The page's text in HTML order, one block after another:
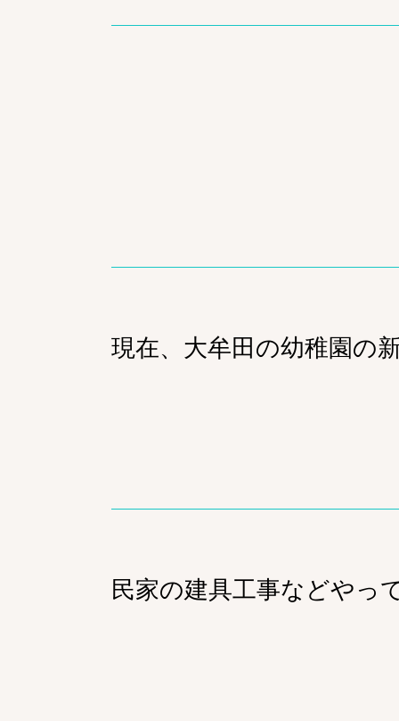
現在、大牟田の幼稚園の
民家の建具工事などやっ